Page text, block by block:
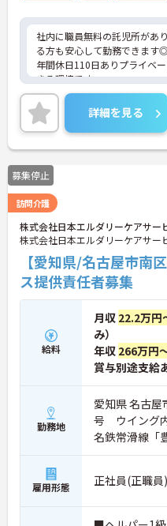
社内に職員無料の託児所があ
る方も安心して勤務できます
年間休日110日ありプライベ
きる環境です
ご興味ある方には、面接対策
詳細をお話しいたしますので
い！
詳細を見る
募集停止
訪問介護
株式会社日本エルダリーケアサー
株式会社日本エルダリーケアサー
【愛知県/名古屋市
ス提供責任者募集
給料
月収 22.2万円
み）
年収 266万円
賞与別途支給
勤務地
愛知県 名古
号 ウイング
名鉄常滑線「
雇用形態 正社員(正職員)